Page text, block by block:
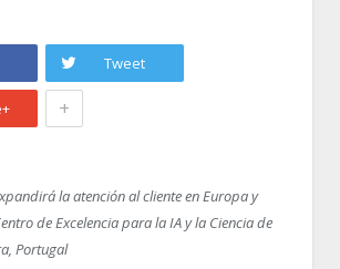
Tweet
+
la atención al cliente en Europa y
de Excelencia para la IA y la Ciencia de
Portugal